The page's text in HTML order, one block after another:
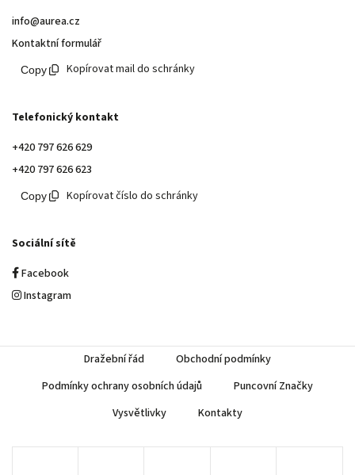
info@aurea.cz
Kontaktní formulář
Kopírovat mail do schránky
Telefonický kontakt
+420 797 626 629
+420 797 626 623
Kopírovat číslo do schránky
Sociální sítě
Facebook
Instagram
Dražební řád
Obchodní podmínky
Podmínky ochrany osobních údajů
Puncovní Značky
Vysvětlivky
Kontakty